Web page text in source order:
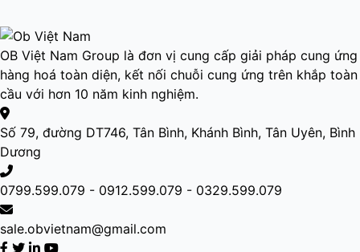
OB Việt Nam Group là đơn vị cung cấp giải pháp cung ứng
hàng hoá toàn diện, kết nối chuỗi cung ứng trên khắp toàn
cầu với hơn 10 năm kinh nghiệm.
Số 79, đường DT746, Tân Bình, Khánh Bình, Tân Uyên, Bình
Dương
0799.599.079 - 0912.599.079 - 0329.599.079
sale.obvietnam@gmail.com